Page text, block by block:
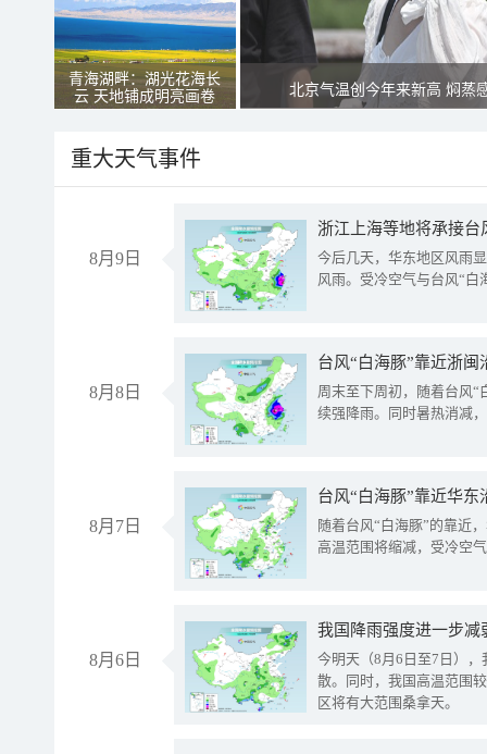
青海湖畔：湖光花海长
云 天地铺成明亮画卷
北京气温创今年来新高 焖蒸
重大天气事件
8月9日
浙江上海等地将承接台
今后几天，华东地区风雨
风雨。受冷空气与台风“白
8月8日
台风“白海豚”靠近浙
周末至下周初，随着台风“
续强降雨。同时暑热消减
8月7日
台风“白海豚”靠近华
随着台风“白海豚”的靠近
高温范围将缩减，受冷空
8月6日
今明天（8月6日至7日）
散。同时，我国高温范围
区将有大范围桑拿天。